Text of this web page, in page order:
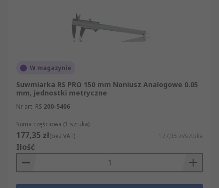
starań, by oferowane przez nas artykuły z
kategorii Suwmiarki miały najwyższą jakość i
spełniały wszystkie standardy bezpieczeństwa.
pomiaru liniowego, tak by przed zakupem mogli
Państwo sprawdzić, czy konkretny artykuł spełnia
Państwa oczekiwania.
W magazynie
Suwmiarka RS PRO 150 mm Noniusz Analogowe 0.05
mm, jednostki metryczne
Nr art. RS 200-5406
Suma częściowa (1 sztuka)
177,35 zł(bez VAT) 177,35 zł/sztuka
Ilość